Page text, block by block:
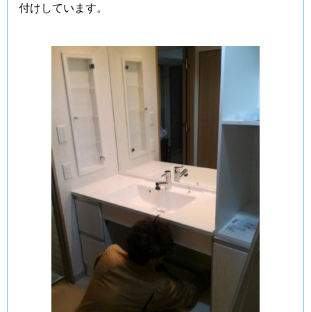
付けしています。